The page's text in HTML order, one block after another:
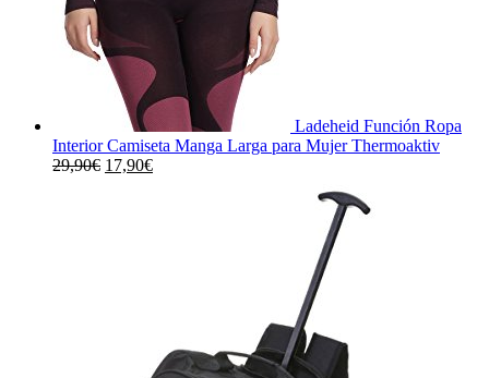
Ladeheid Función Ropa
Interior Camiseta Manga Larga para Mujer Thermoaktiv
29,90€ El
17,90€El